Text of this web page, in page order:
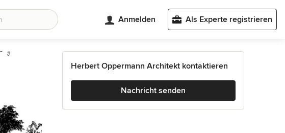
Anmelden Als Experte registrieren
Herbert Oppermann Architekt kontaktieren
Nachricht senden